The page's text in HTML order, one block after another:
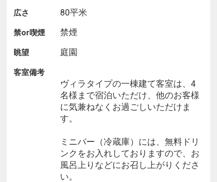
・ミニバー（冷蔵庫）内のドリンクを、無料でお召
し上がりいただけます
・女性の方には、MIKIMOTO製のスペシャルアメニ
（化粧水・乳液・メイク落とし など）
■ご夕食■
伊勢湾の新鮮な魚介や三重の大地で育まれた季節の
野菜など、地産食材をふんだんに使用。
料理人の技が光る和懐石を、個室のお食事処にてご
提供いたします。
お食事時間は、18:00／18:30／19:00よりお選びい
上記時間以外をご希望の方は直接施設にお問い合わ
広さ 80平米
禁or喫煙 禁煙
眺望 庭園
客室備考
ヴィラタイプの一棟建て客室は、4
名様まで宿泊いただけ、他のお客様
に気兼ねなくお過ごしいただけま
す。
ミニバー（冷蔵庫）には、無料ドリ
ンクをお入れしておりますので、お
風呂上りなどにお召し上がりくださ
い。